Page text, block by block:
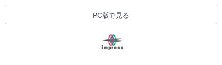
PC版で見る